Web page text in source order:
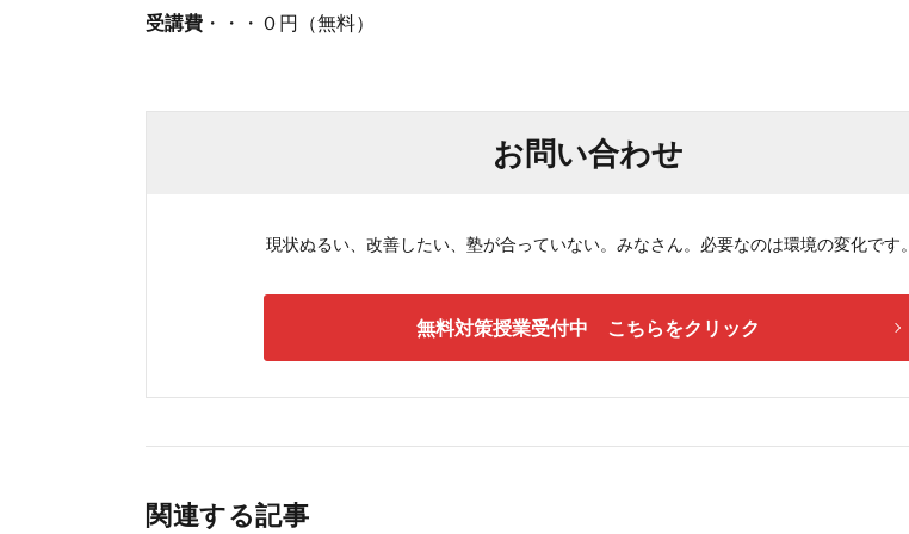
受講費 ・・・０円（無料）
お問い合わせ
現状ぬるい、改善したい、塾が合っていない。みなさん。必要なのは環境の変化です。
無料対策授業受付中 こちらをクリック
関連する記事